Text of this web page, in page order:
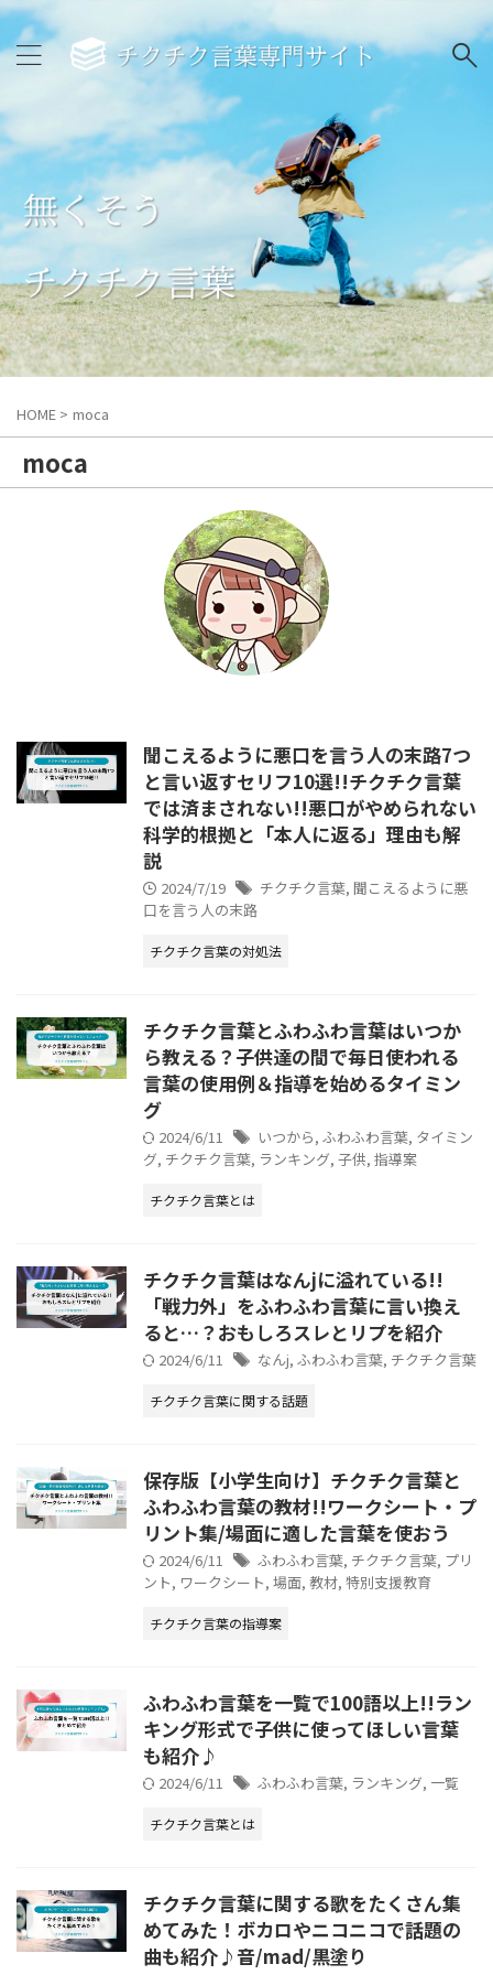
HOME > moca
moca
聞こえるように悪口を言う人の末路7つ
と言い返すセリフ10選!!チクチク言葉
では済まされない!!悪口がやめられない
科学的根拠と「本人に返る」理由も解
説
2024/7/19 チクチク言葉, 聞こえるように悪
口を言う人の末路
チクチク言葉の対処法
チクチク言葉とふわふわ言葉はいつか
ら教える？子供達の間で毎日使われる
言葉の使用例＆指導を始めるタイミン
グ
2024/6/11 いつから, ふわふわ言葉, タイミン
グ, チクチク言葉, ランキング, 子供, 指導案
チクチク言葉とは
チクチク言葉はなんjに溢れている!!
「戦力外」をふわふわ言葉に言い換え
ると…？おもしろスレとリプを紹介
2024/6/11 なんj, ふわふわ言葉, チクチク言葉
チクチク言葉に関する話題
保存版【小学生向け】チクチク言葉と
ふわふわ言葉の教材!!ワークシート・プ
リント集/場面に適した言葉を使おう
2024/6/11 ふわふわ言葉, チクチク言葉, プリ
ント, ワークシート, 場面, 教材, 特別支援教育
チクチク言葉の指導案
ふわふわ言葉を一覧で100語以上!!ラン
キング形式で子供に使ってほしい言葉
も紹介♪
2024/6/11 ふわふわ言葉, ランキング, 一覧
チクチク言葉とは
チクチク言葉に関する歌をたくさん集
めてみた！ボカロやニコニコで話題の
曲も紹介♪音/mad/黒塗り